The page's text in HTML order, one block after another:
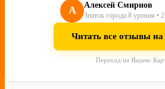
А Алексей Смирнов
Знаток города 8 уровня •
Читать все отзывы
Переход на